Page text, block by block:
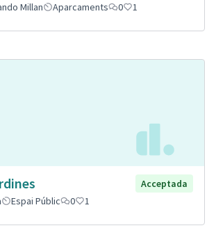
Millan Aparcaments 0 1
Acceptada
Espai Públic 0 1